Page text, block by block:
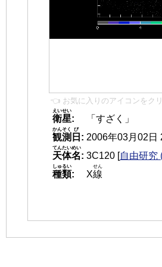
👈 お気に入りのアイコンをクリ
衛星
えいせい
:
「すざく」
観測
かんそく
日
び
: 2006年03月02日
天体名
てんたいめい
: 3C120 [自由研究
種類
しゅるい
: X線
せん